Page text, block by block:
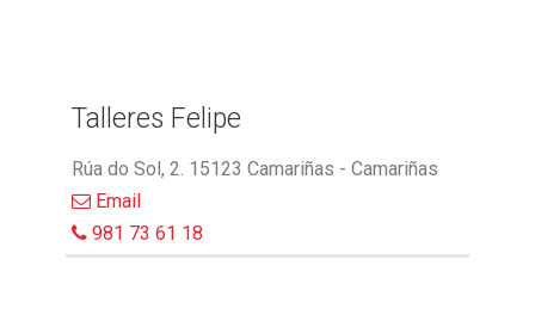
Talleres Felipe
Rúa do Sol, 2. 15123 Camariñas - Camariñas
Email
981 73 61 18